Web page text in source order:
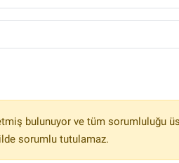
bulunuyor ve tüm sorumluluğu
sorumlu tutulamaz.